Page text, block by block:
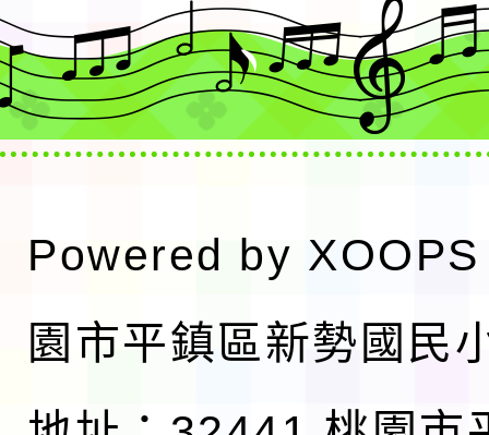
Powered by XOOPS
園市平鎮區新勢國民